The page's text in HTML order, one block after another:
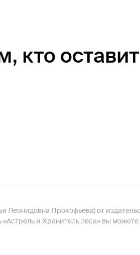
кто
Леонидовна Прокофьева) от
«Астрель и Хранитель леса» вы